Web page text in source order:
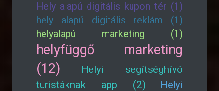
Hely alapú digitális kupon tér (1)
hely alapú digitális reklám (1)
helyalapú marketing (1)
helyfüggő marketing
(12)
Helyi segítséghívó
turistáknak app (2)
Helyi